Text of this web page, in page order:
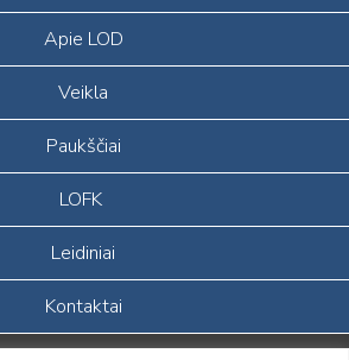
Apie LOD
Veikla
Paukščiai
LOFK
Leidiniai
Kontaktai